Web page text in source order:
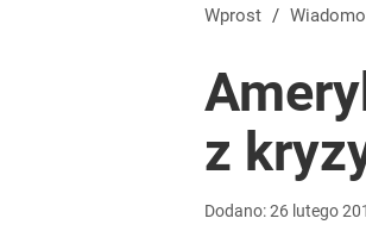
Szykuje się przełom? Donald
Zełenski mógłby stracić
Wprost /
z
Dodano:26 lutego